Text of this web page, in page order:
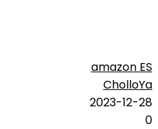
amazon ES
CholloYa
2023-12-28
0